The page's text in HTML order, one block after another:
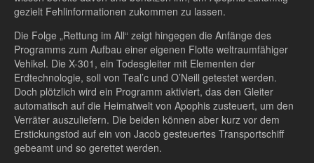
gezielt Fehlinformationen zukommen zu lassen.
Die Folge „Rettung im All“ zeigt hingegen die Anfänge des
Programms zum Aufbau einer eigenen Flotte weltraumfähiger
Vehikel. Die X-301, ein Todesgleiter mit Elementen der
Erdtechnologie, soll von Teal’c und O’Neill getestet werden.
Doch plötzlich wird ein Programm aktiviert, das den Gleiter
automatisch auf die Heimatwelt von Apophis zusteuert, um den
Verräter auszuliefern. Die beiden können aber kurz vor dem
Erstickungstod auf ein von Jacob gesteuertes Transportschiff
gebeamt und so gerettet werden.